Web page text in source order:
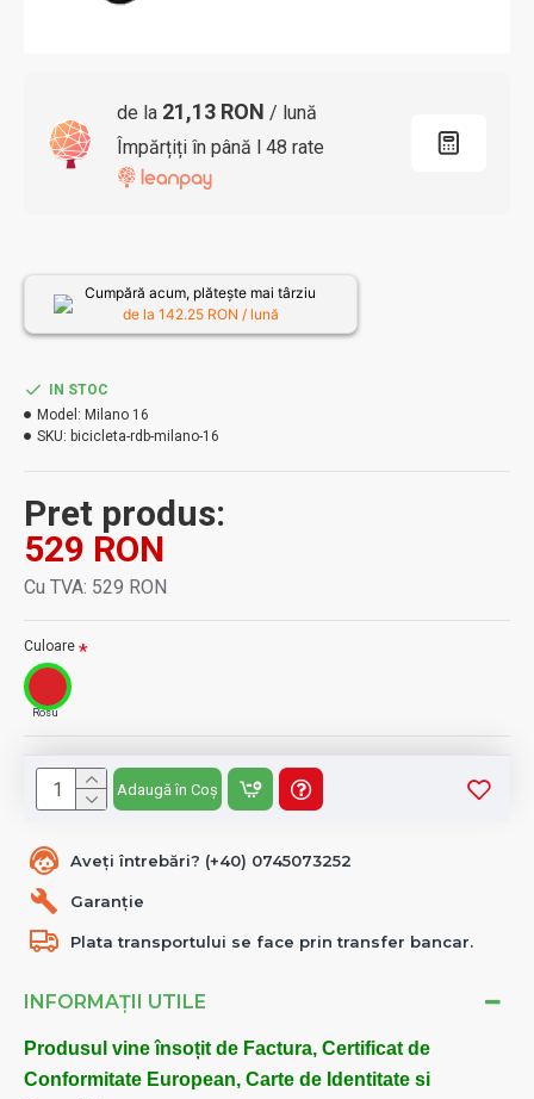
de la 21,13 RON / lună
Împărțiți în până l 48 rate
Aveți întrebări? (+40) 0745073252
Garanție
Plata transportului se face prin transfer bancar.
INFORMAȚII UTILE
Produsul vine însoțit de Factura, Certificat de
Conformitate European, Carte de Identitate si
Pret produs:
529 RON
Cu TVA: 529 RON
IN STOC
Model: Milano 16
SKU: bicicleta-rdb-milano-16
Culoare
Rosu
Adaugă în Coș
Cumpără acum, plătește mai târziu
de la 142.25RON / lună